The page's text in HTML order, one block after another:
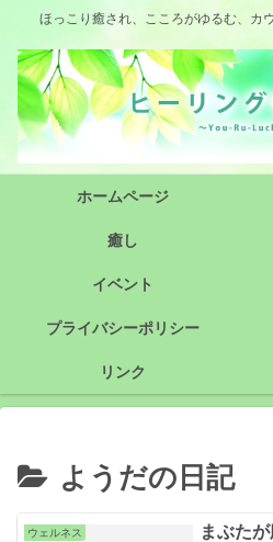
ほっこり癒され、こころがゆるむ、カ
ホームページ
癒し
イベント
プライバシーポリシー
リンク
ようだの日記
ウェルネス
まぶた